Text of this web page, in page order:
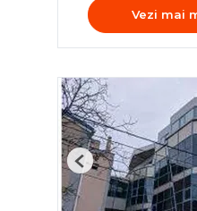
Vezi mai
Previous